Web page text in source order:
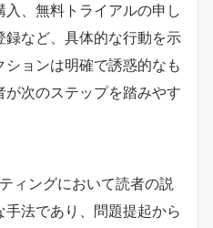
、無料トライアルの申し
など、具体的な行動を示
ョンは明確で誘惑的なも
次のステップを踏みやす
ィングにおいて読者の説
法であり、問題提起から